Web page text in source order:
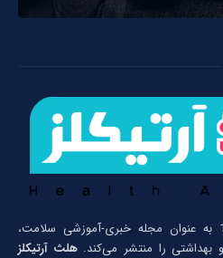
از سال 1396 به عنوان مجله خبری-آموزشی سلامت،
و بهداشتی را منتشر می‌کند.هلث آرتیکلز